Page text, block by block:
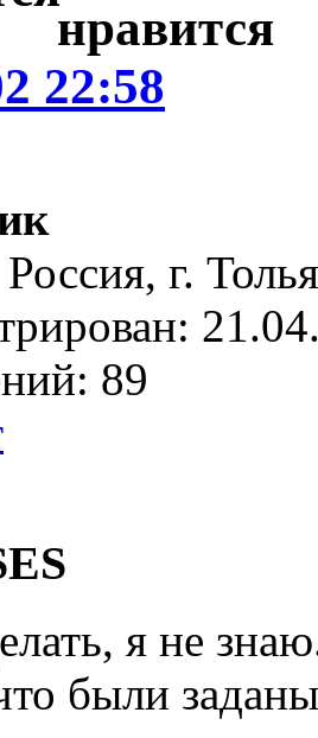
22:58
г.
89
я не
были